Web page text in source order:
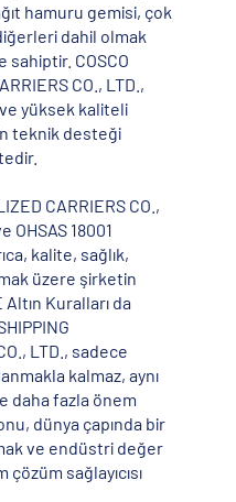
hamuru gemisi, çok
dahil olmak
sahiptir. COSCO
CO., LTD.,
yüksek kaliteli
teknik desteği
CARRIERS CO.,
OHSAS 18001
kalite, sağlık,
üzere şirketin
Kuralları da
LTD., sadece
kalmaz, aynı
daha fazla önem
dünya çapında bir
ve endüstri değer
sağlayıcısı